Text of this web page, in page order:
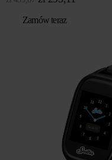
wynosiła:
Zamów teraz